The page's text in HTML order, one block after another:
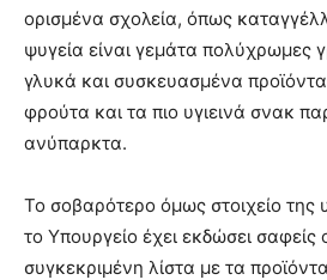
ορισμένα σχολεία, όπως
ψυγεία είναι γεμάτα πολύχρωμες
γλυκά και συσκευασμένα
φρούτα και τα πιο υγιεινά σνακ
ανύπαρκτα.
Το σοβαρότερο όμως στοιχείο της
το Υπουργείο έχει εκδώσει σαφείς
συγκεκριμένη λίστα με τα